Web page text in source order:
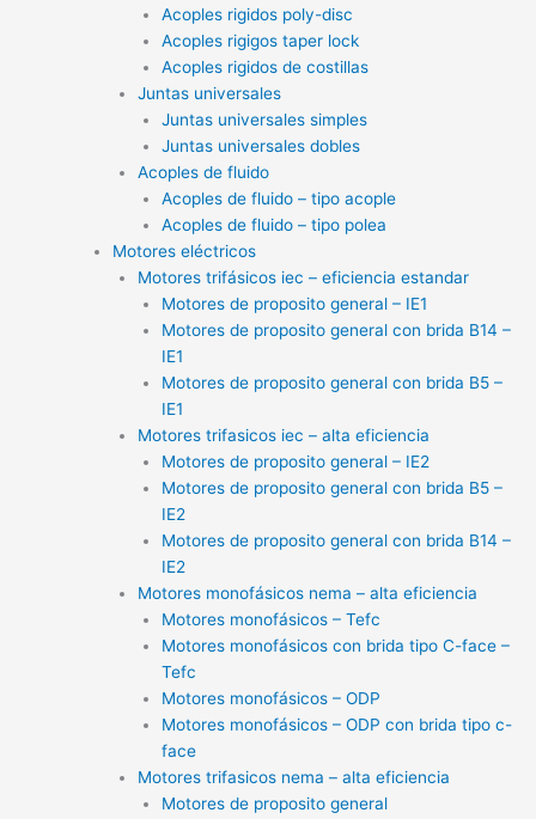
Acoples rigidos poly-disc
Acoples rigigos taper lock
Acoples rigidos de costillas
Juntas universales
Juntas universales simples
Juntas universales dobles
Acoples de fluido
Acoples de fluido – tipo acople
Acoples de fluido – tipo polea
Motores eléctricos
Motores trifásicos iec – eficiencia estandar
Motores de proposito general – IE1
Motores de proposito general con brida B14 –
IE1
Motores de proposito general con brida B5 –
IE1
Motores trifasicos iec – alta eficiencia
Motores de proposito general – IE2
Motores de proposito general con brida B5 –
IE2
Motores de proposito general con brida B14 –
IE2
Motores monofásicos nema – alta eficiencia
Motores monofásicos – Tefc
Motores monofásicos con brida tipo C-face –
Tefc
Motores monofásicos – ODP
Motores monofásicos – ODP con brida tipo c-
face
Motores trifasicos nema – alta eficiencia
Motores de proposito general